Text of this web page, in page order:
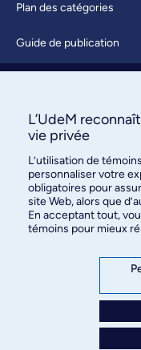
Plan des catégories
Guide de publication
À propos / Nous joindre
des relations
3744, rue Jean-Brillant,
Montréal (Québec) H3T
L’UdeM
vie privée
L’utilisation de
personnaliser votre
obligatoires pour
site Web, alors que
En acceptant tout,
témoins pour mieux